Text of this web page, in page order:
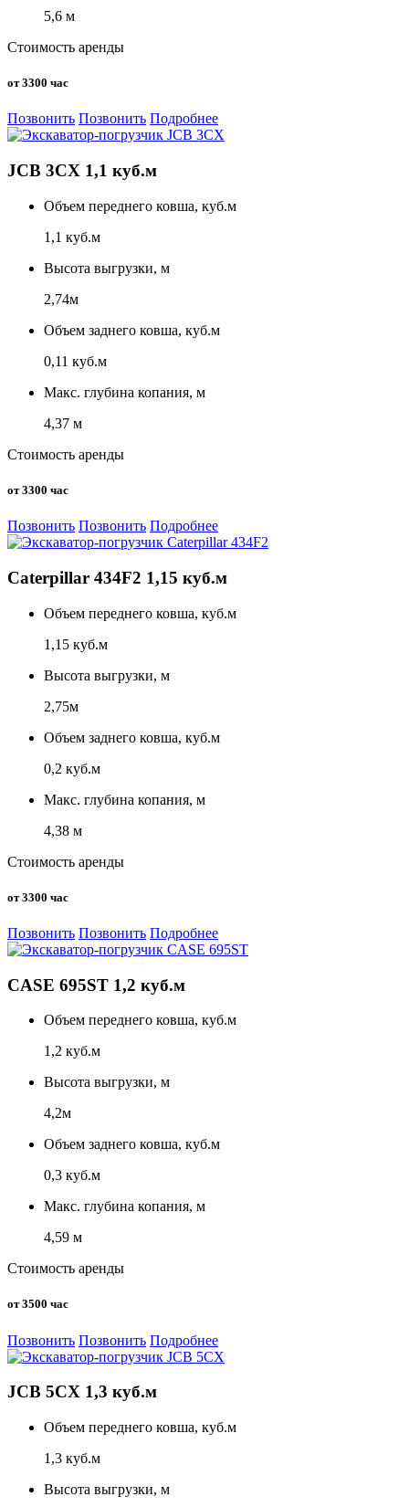
5,6 м
Стоимость аренды
от 3300 час
Позвонить Позвонить Подробнее
JCB 3CX 1,1 куб.м
Объем переднего ковша, куб.м
1,1 куб.м
Высота выгрузки, м
2,74м
Объем заднего ковша, куб.м
0,11 куб.м
Макс. глубина копания, м
4,37 м
Стоимость аренды
от 3300 час
Позвонить Позвонить Подробнее
Caterpillar 434F2 1,15 куб.м
Объем переднего ковша, куб.м
1,15 куб.м
Высота выгрузки, м
2,75м
Объем заднего ковша, куб.м
0,2 куб.м
Макс. глубина копания, м
4,38 м
Стоимость аренды
от 3300 час
Позвонить Позвонить Подробнее
CASE 695ST 1,2 куб.м
Объем переднего ковша, куб.м
1,2 куб.м
Высота выгрузки, м
4,2м
Объем заднего ковша, куб.м
0,3 куб.м
Макс. глубина копания, м
4,59 м
Стоимость аренды
от 3500 час
Позвонить Позвонить Подробнее
JCB 5CX 1,3 куб.м
Объем переднего ковша, куб.м
1,3 куб.м
Высота выгрузки, м